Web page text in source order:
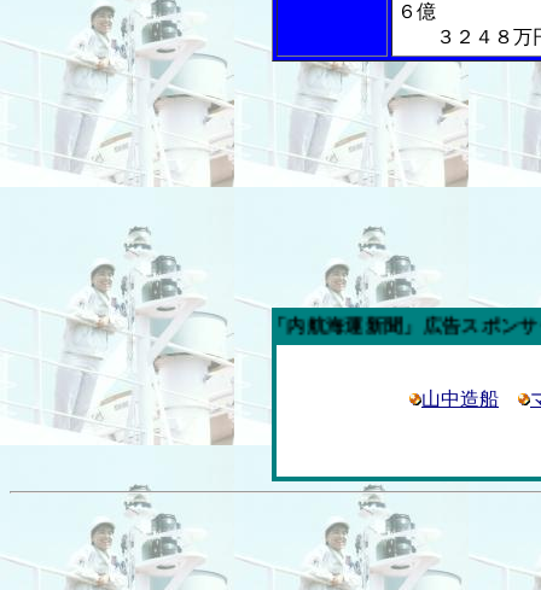
６億
３２４８万
今週の「内航海運新聞」広告スポンサー企業
山中造船